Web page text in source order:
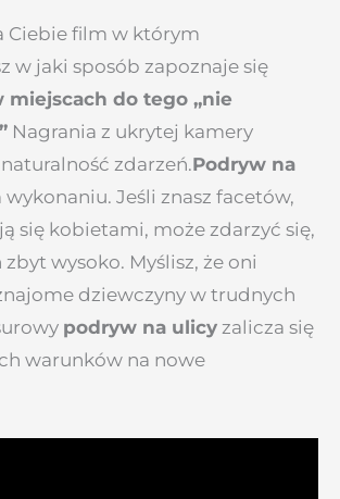
Ciebie film w którym
w jaki sposób zapoznaje się
miejscach do tego „nie
Nagrania z ukrytej kamery
zdarzeń.Podryw na
Jeśli znasz facetów,
się kobietami, może zdarzyć się,
zbyt wysoko. Myślisz, że oni
dziewczyny w trudnych
podryw na ulicy zalicza się
warunków na nowe